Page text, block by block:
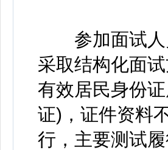
参加面试人
采取结构化面
有效居民身份
证)，证件资料
行，主要测试